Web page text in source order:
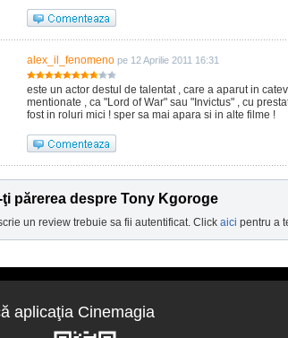
alex_il_fenomeno pe 12 Aprilie 2011 16:31
este un actor destul de talentat , care a aparut in
mentionate , ca "Lord of War" sau "Invictus" , cu
fost in roluri mici ! sper sa mai apara si in alte filme !
părerea despre Tony Kgoroge
un review trebuie sa fii autentificat. Click aici pentru a
aplicaţia Cinemagia